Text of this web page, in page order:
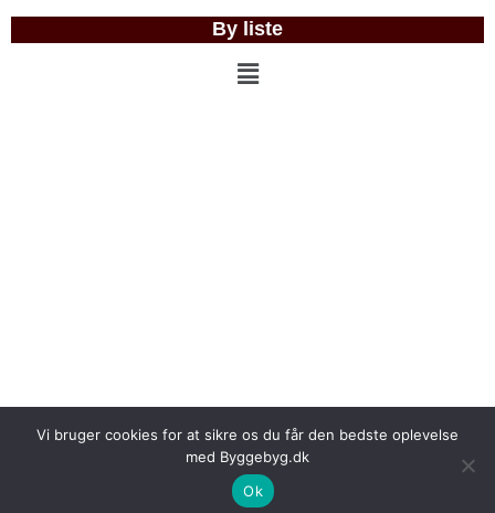
By liste
Menu
Copyright © 2026
Vi bruger cookies for at sikre os du får den bedste oplevelse
med Byggebyg.dk
Ok